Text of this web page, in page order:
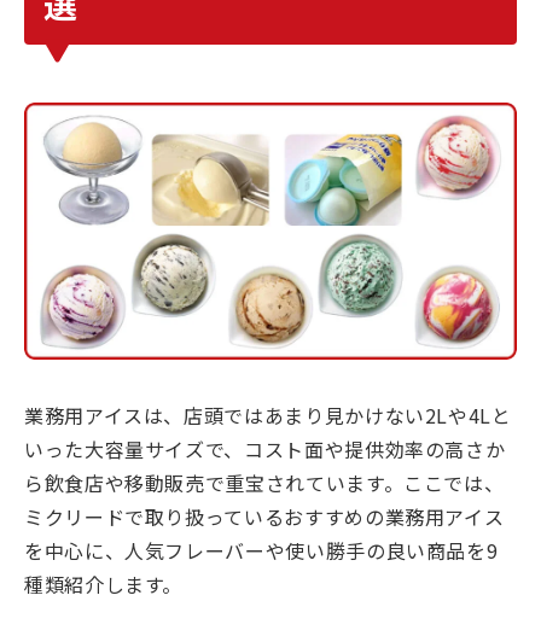
業務用アイスは、店頭ではあまり見かけない2Lや4Lと
いった大容量サイズで、コスト面や提供効率の高さか
ら飲食店や移動販売で重宝されています。ここでは、
ミクリードで取り扱っているおすすめの業務用アイス
を中心に、人気フレーバーや使い勝手の良い商品を9
種類紹介します。